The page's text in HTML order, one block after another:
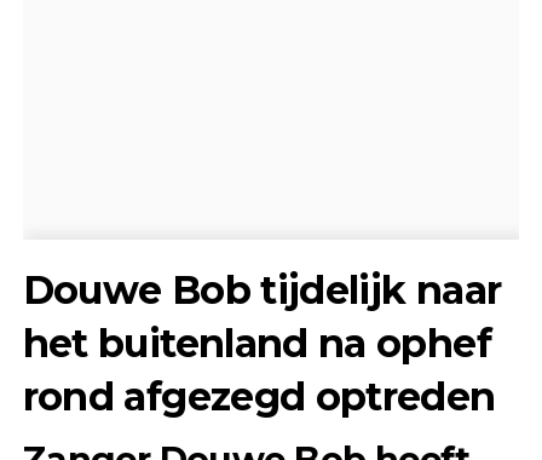
Douwe Bob tijdelijk naar
het buitenland na ophef
rond afgezegd optreden